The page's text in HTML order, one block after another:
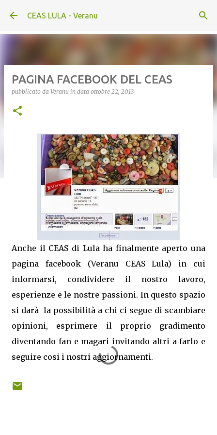
Passa ai contenuti principali
CEAS LULA - Veranu
PAGINA FACEBOOK DEL CEAS
pubblicato da Veranu in data ottobre 22, 2013
Anche il CEAS di Lula ha finalmente aperto una
pagina facebook (Veranu CEAS Lula) in cui
informarsi, condividere il nostro lavoro,
esperienze e le nostre passioni. In questo spazio
si darà la possibilità a chi ci segue di scambiare
opinioni, esprimere il proprio gradimento
diventando fan e magari invitando altri a farlo e
seguire cosi i nostri aggiornamenti.